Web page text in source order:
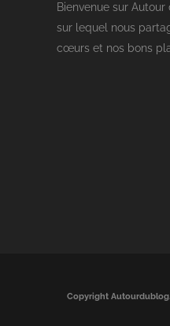
Bienvenue sur
sur lequel nous
cœurs et nos bons
Copyright